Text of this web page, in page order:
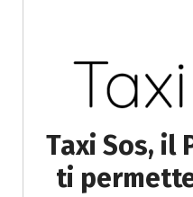
Taxi Sos, il
ti